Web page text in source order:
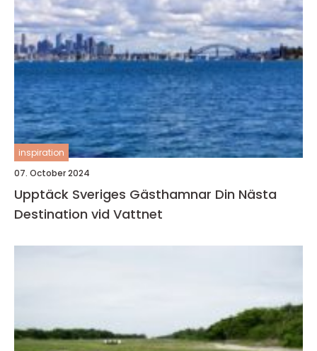
inspiration
07. October 2024
Upptäck Sveriges Gästhamnar Din Nästa
Destination vid Vattnet